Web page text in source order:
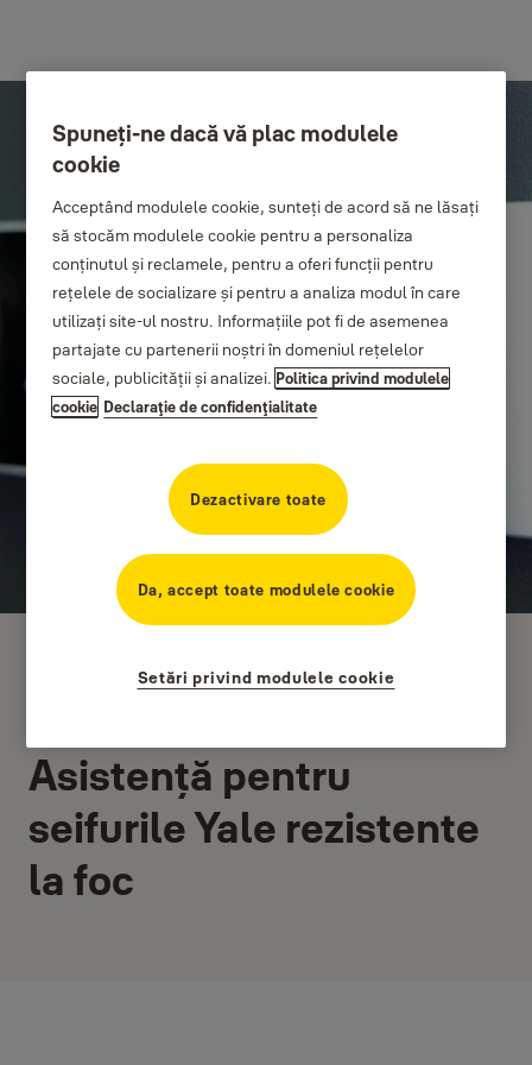
Asistență pentru
seifurile Yale rezistente
la foc
Spuneți-ne dacă vă plac modulele
cookie
Acceptând modulele cookie, sunteți de acord să ne lăsați
să stocăm modulele cookie pentru a personaliza
conținutul și reclamele, pentru a oferi funcții pentru
rețelele de socializare și pentru a analiza modul în care
utilizați site-ul nostru. Informațiile pot fi de asemenea
partajate cu partenerii noștri în domeniul rețelelor
sociale, publicității și analizei. Politica privind modulele
cookie Declaraţie de confidenţialitate
Dezactivare toate
Da, accept toate modulele cookie
Setări privind modulele cookie